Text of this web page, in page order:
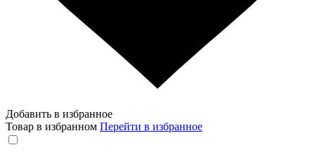
Добавить в избранное
Товар в избранном Перейти в избранное